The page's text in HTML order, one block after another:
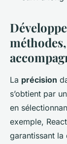
La précision
s’obtient par
en
exemple,
garantissant